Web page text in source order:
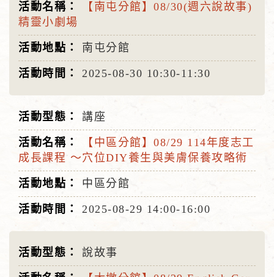
【南屯分館】08/30(週六說故事)
精靈小劇場
南屯分館
2025-08-30 10:30-11:30
講座
【中區分館】08/29 114年度志工
成長課程 ～穴位DIY養生與美膚保養攻略術
中區分館
2025-08-29 14:00-16:00
說故事